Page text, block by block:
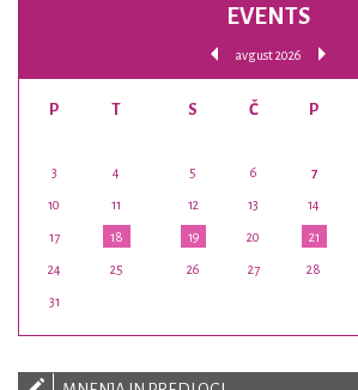
EVENTS
avgust 2026
P T S Č P
3 4 5 6 7
10 11 12 13 14
17 18 19 20 21
24 25 26 27 28
31